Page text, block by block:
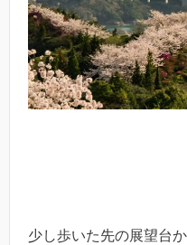
少し歩いた先の展望台